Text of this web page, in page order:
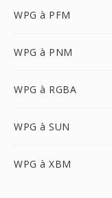
WPG à PFM
WPG à PNM
WPG à RGBA
WPG à SUN
WPG à XBM